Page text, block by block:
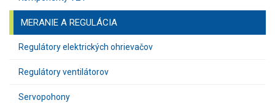
MERANIE A REGULÁCIA
Regulátory elektrických ohrievačov
Regulátory ventilátorov
Servopohony